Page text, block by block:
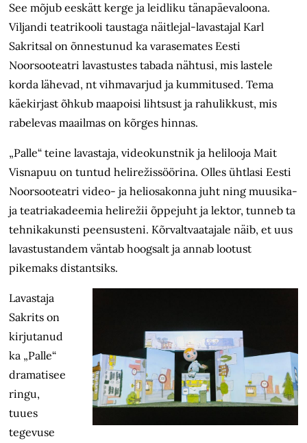
See mõjub eeskätt kerge ja leidliku tänapäevaloona.
Viljandi teatrikooli taustaga näitlejal-lavastajal Karl
Sakritsal on õnnestunud ka varasemates Eesti
Noorsooteatri lavastustes tabada nähtusi, mis lastele
korda lähevad, nt vihmavarjud ja kummitused. Tema
käekirjast õhkub maapoisi lihtsust ja rahulikkust, mis
rabelevas maailmas on kõrges hinnas.
„Palle“ teine lavastaja, videokunstnik ja helilooja Mait
Visnapuu on tuntud helirežissöörina. Olles ühtlasi Eesti
Noorsooteatri video- ja heliosakonna juht ning muusika-
ja teatriakadeemia helirežii õppejuht ja lektor, tunneb ta
tehnikakunsti peensusteni. Kõrvaltvaatajale näib, et uus
lavastustandem väntab hoogsalt ja annab lootust
pikemaks distantsiks.
Lavastaja
Sakrits on
kirjutanud
ka „Palle“
dramatisee
ringu,
tuues
tegevuse